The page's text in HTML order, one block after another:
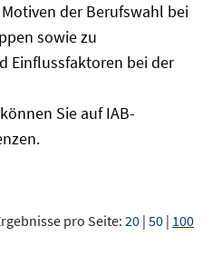
der Berufswahl bei
sowie zu
Einflussfaktoren bei der
Sie auf IAB-
pro Seite:20 | 50 | 100